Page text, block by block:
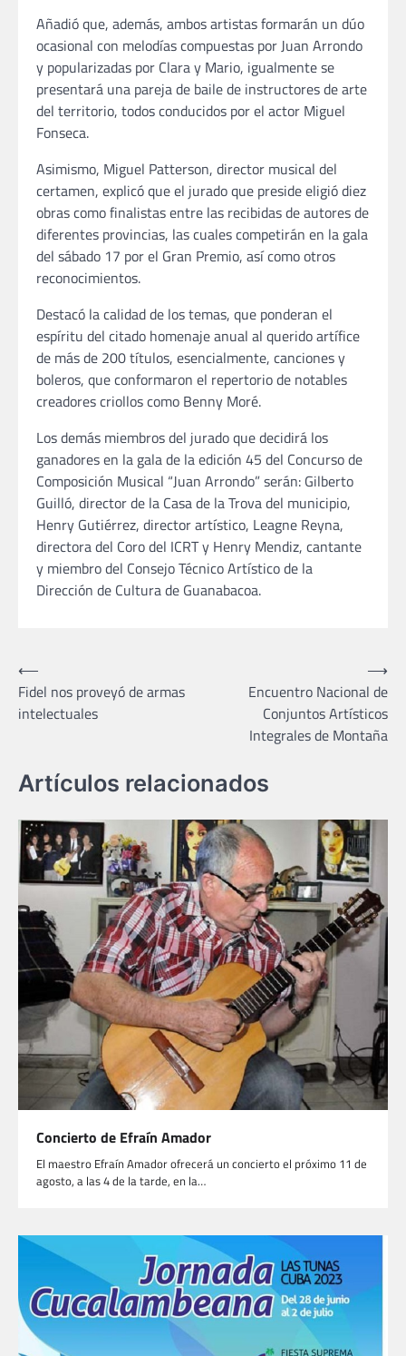
Añadió que, además, ambos artistas formarán un dúo
ocasional con melodías compuestas por Juan Arrondo
y popularizadas por Clara y Mario, igualmente se
presentará una pareja de baile de instructores de arte
del territorio, todos conducidos por el actor Miguel
Fonseca.
Asimismo, Miguel Patterson, director musical del
certamen, explicó que el jurado que preside eligió diez
obras como finalistas entre las recibidas de autores de
diferentes provincias, las cuales competirán en la gala
del sábado 17 por el Gran Premio, así como otros
reconocimientos.
Destacó la calidad de los temas, que ponderan el
espíritu del citado homenaje anual al querido artífice
de más de 200 títulos, esencialmente, canciones y
boleros, que conformaron el repertorio de notables
creadores criollos como Benny Moré.
Los demás miembros del jurado que decidirá los
ganadores en la gala de la edición 45 del Concurso de
Composición Musical “Juan Arrondo” serán: Gilberto
Guilló, director de la Casa de la Trova del municipio,
Henry Gutiérrez, director artístico, Leagne Reyna,
directora del Coro del ICRT y Henry Mendiz, cantante
y miembro del Consejo Técnico Artístico de la
Dirección de Cultura de Guanabacoa.
Navegación
de
entradas
⟵
Fidel nos proveyó de armas
intelectuales
Encuentro Nacional de
Conjuntos Artísticos
Integrales de Montaña
⟶
Artículos relacionados
Concierto de Efraín Amador
El maestro Efraín Amador ofrecerá un concierto el próximo 11 de
agosto, a las 4 de la tarde, en la…